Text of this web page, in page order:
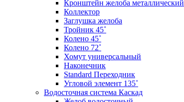
Кронштейн желоба металлический
Коллектор
Заглушка желоба
Тройник 45˚
Колено 45˚
Колено 72˚
Хомут универсальный
Наконечник
Standard Переходник
Угловой элемент 135˚
Водосточная система Каскад